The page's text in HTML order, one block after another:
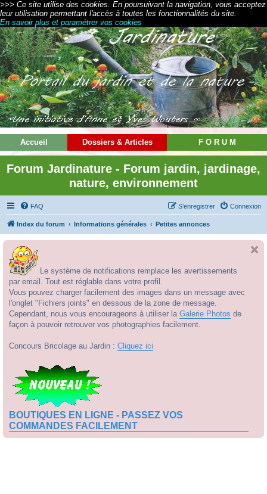
>>> Ce site utilise des cookies. En poursuivant la navigation, vous acceptez
leur utilisation permettant l'accès à toutes les fonctionnalités du site.
En savoir plus et paramétrer vos cookies
Accueil Dossiers & Articles F O R U M
Forum Jardinature - Forum jardin, jardinage,
nature, environnement
FAQ Connexion
S’enregistrer
Index du forum Informations générales Petites annonces
Le système de notifications remplace les avertissements
par email. Tout est réglable dans votre profil.
Vous pouvez charger facilement des images dans un message avec
l'onglet "Fichiers joints" en dessous de la zone de message.
Cependant, nous vous encourageons à utiliser la Galerie Photos de
façon à pouvoir retrouver vos photographies facilement.
Concours Bricolage au Jardin : Cliquez ici
BOUTIQUES EN LIGNE - PASSEZ VOS
COMMANDES FACILEMENT